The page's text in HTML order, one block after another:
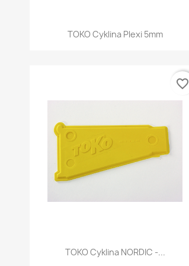
Szybki podgląd
TOKO Cyklina Plexi 5mm
Szybki podgląd
TOKO Cyklina NORDIC -...
favorite_border